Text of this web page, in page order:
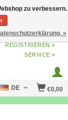
ODERJETZT
REGISTRIEREN »
SERVICE »
€0,00
DE
zu verbessern.
»